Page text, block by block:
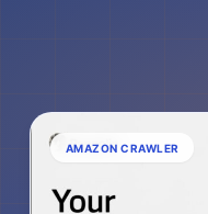
AMAZON CRAWLER